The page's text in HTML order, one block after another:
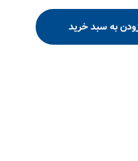
به سبد خرید